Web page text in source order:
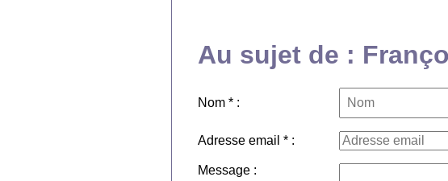
Au sujet de :
Nom * :
Adresse email * :
Message :